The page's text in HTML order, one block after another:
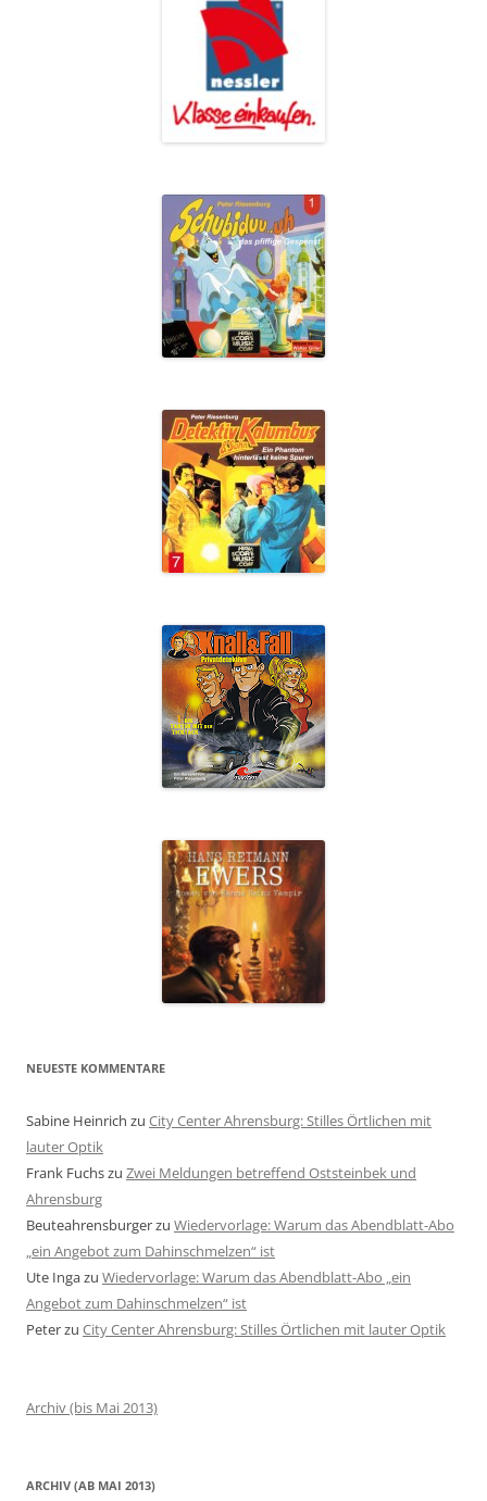
NEUESTE KOMMENTARE
Sabine Heinrich zu City Center Ahrensburg: Stilles Örtlichen mit
lauter Optik
Frank Fuchszu Zwei Meldungen betreffend Oststeinbek und
Ahrensburg
Beuteahrensburgerzu Wiedervorlage: Warum das Abendblatt-Abo
„ein Angebot zum Dahinschmelzen“ ist
Ute Ingazu Wiedervorlage: Warum das Abendblatt-Abo „ein
Angebot zum Dahinschmelzen“ ist
Peterzu City Center Ahrensburg: Stilles Örtlichen mit lauter Optik
Archiv (bis Mai 2013)
ARCHIV (AB MAI 2013)